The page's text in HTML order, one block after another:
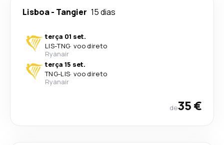
Lisboa- Tangier 15 dias
terça 01 set.
LIS-TNG· voo direto
Ryanair
terça 15 set.
TNG-LIS· voo direto
Ryanair
de35 €